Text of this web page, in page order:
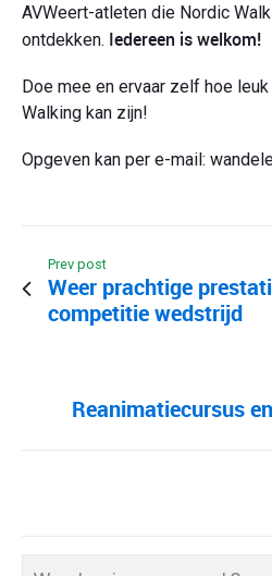
AVWeert-atleten die Nordic
ontdekken. Iedereen is welkom!
Doe mee en ervaar zelf hoe
Walking kan zijn!
Opgeven kan per e-mail:
Prev post
Weer prachtige
competitie wedstrijd
Reanimatiecursus